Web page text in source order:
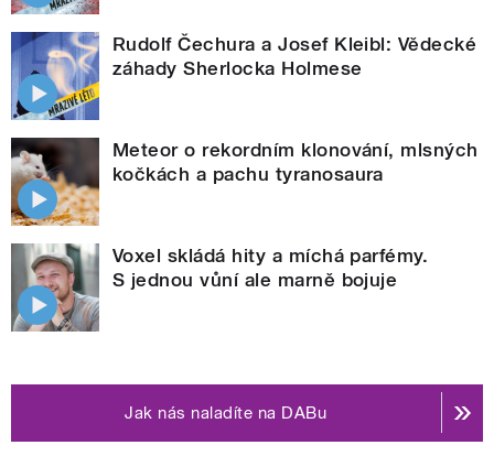
Rudolf Čechura a Josef Kleibl: Vědecké
záhady Sherlocka Holmese
Meteor o rekordním klonování, mlsných
kočkách a pachu tyranosaura
Voxel skládá hity a míchá parfémy.
S jednou vůní ale marně bojuje
Jak nás naladíte na DABu